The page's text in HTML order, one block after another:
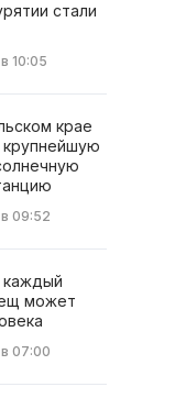
стали
10:05
крае
крупнейшую
09:52
каждый
может
07:00